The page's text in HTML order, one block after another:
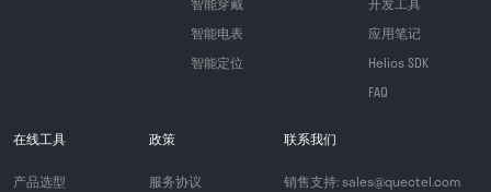
智能电表
智能定位
应用笔记
Helios SDK
FAQ
在线工具
产品选型
政策
服务协议
联系我们
销售支持: sales@quectel.com